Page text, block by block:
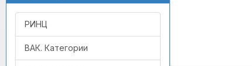
РИНЦ
ВАК. Категории